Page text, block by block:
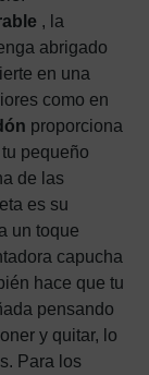
, la
abrigado
en una
como en
proporciona
pequeño
de las
es su
un toque
capucha
hace que tu
pensando
y quitar, lo
Para los